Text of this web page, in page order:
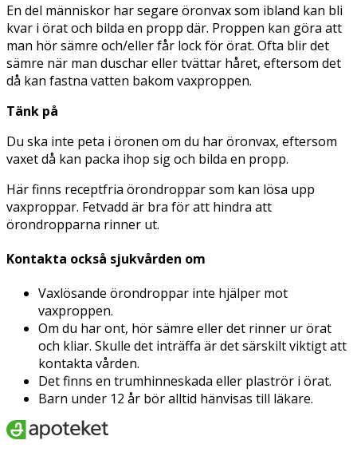
En del människor har segare öronvax som ibland kan bli
kvar i örat och bilda en propp där. Proppen kan göra att
man hör sämre och/eller får lock för örat. Ofta blir det
sämre när man duschar eller tvättar håret, eftersom det
då kan fastna vatten bakom vaxproppen.
Tänk på
Du ska inte peta i öronen om du har öronvax, eftersom
vaxet då kan packa ihop sig och bilda en propp.
Här finns receptfria örondroppar som kan lösa upp
vaxproppar. Fetvadd är bra för att hindra att
örondropparna rinner ut.
Kontakta också sjukvården om
Vaxlösande örondroppar inte hjälper mot
vaxproppen.
Om du har ont, hör sämre eller det rinner ur örat
och kliar. Skulle det inträffa är det särskilt viktigt att
kontakta vården.
Det finns en trumhinneskada eller plaströr i örat.
Barn under 12 år bör alltid hänvisas till läkare.